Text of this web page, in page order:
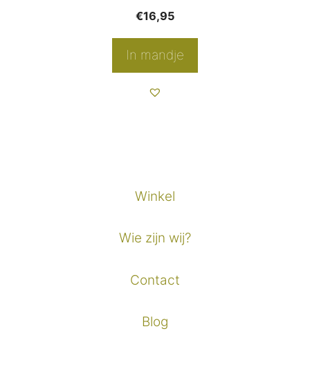
€16,95
In mandje
Winkel
Wie zijn wij?
Contact
Blog